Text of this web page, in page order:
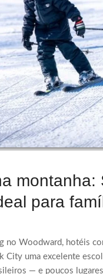
para
no Woodward, hotéis
uma excelente
— e poucos